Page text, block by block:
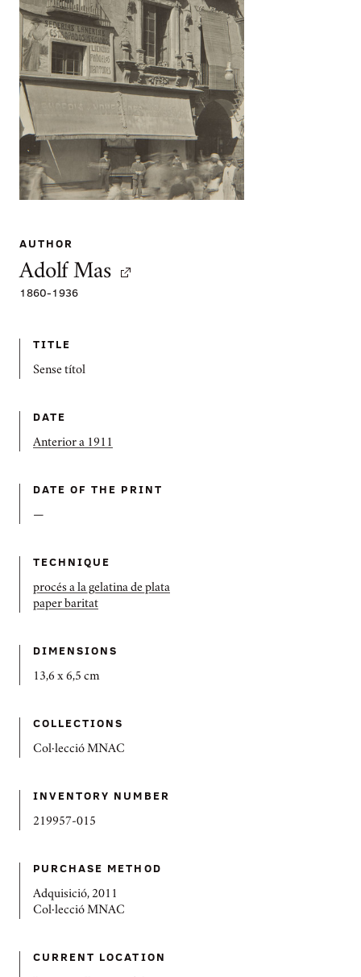
AUTHOR
Adolf Mas
1860-1936
TITLE
Sense títol
DATE
Anterior a 1911
DATE OF THE PRINT
—
TECHNIQUE
procés a la gelatina de plata
paper baritat
DIMENSIONS
13,6 x 6,5 cm
COLLECTIONS
Col·lecció MNAC
INVENTORY NUMBER
219957-015
PURCHASE METHOD
Adquisició, 2011
Col·lecció MNAC
CURRENT LOCATION